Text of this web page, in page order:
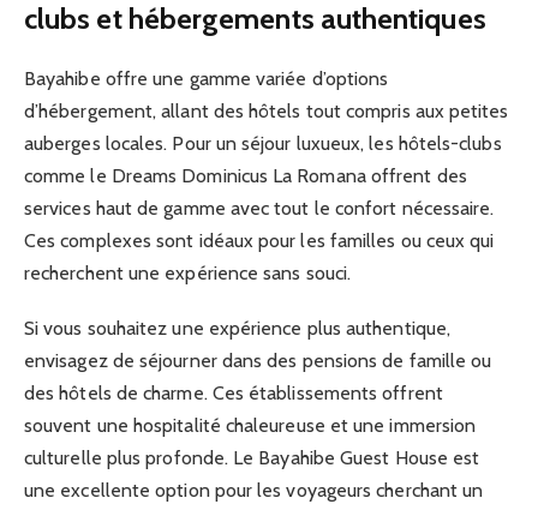
clubs et hébergements authentiques
Bayahibe offre une gamme variée d’options
d’hébergement, allant des hôtels tout compris aux petites
auberges locales. Pour un séjour luxueux, les hôtels-clubs
comme le Dreams Dominicus La Romana offrent des
services haut de gamme avec tout le confort nécessaire.
Ces complexes sont idéaux pour les familles ou ceux qui
recherchent une expérience sans souci.
Si vous souhaitez une expérience plus authentique,
envisagez de séjourner dans des pensions de famille ou
des hôtels de charme. Ces établissements offrent
souvent une hospitalité chaleureuse et une immersion
culturelle plus profonde. Le Bayahibe Guest House est
une excellente option pour les voyageurs cherchant un